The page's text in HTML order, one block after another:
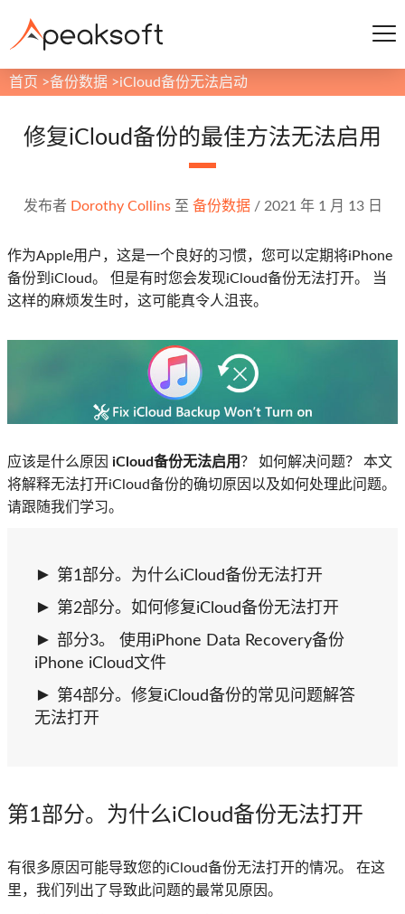
首页 >备份数据 >iCloud备份无法启动
修复iCloud备份的最佳方法无法启用
发布者 Dorothy Collins至 备份数据/ 2021 年 1 月 13 日
作为Apple用户，这是一个良好的习惯，您可以定期将iPhone
备份到iCloud。 但是有时您会发现iCloud备份无法打开。 当
这样的麻烦发生时，这可能真令人沮丧。
应该是什么原因 iCloud备份无法启用？ 如何解决问题？ 本文
将解释无法打开iCloud备份的确切原因以及如何处理此问题。
请跟随我们学习。
第1部分。为什么iCloud备份无法打开
第2部分。如何修复iCloud备份无法打开
部分3。 使用iPhone Data Recovery备份
iPhone iCloud文件
第4部分。修复iCloud备份的常见问题解答
无法打开
第1部分。为什么iCloud备份无法打开
有很多原因可能导致您的iCloud备份无法打开的情况。 在这
里，我们列出了导致此问题的最常见原因。